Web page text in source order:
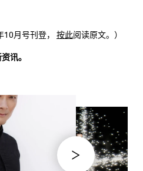
10月号刊登， 按此阅读原文。）
讯。